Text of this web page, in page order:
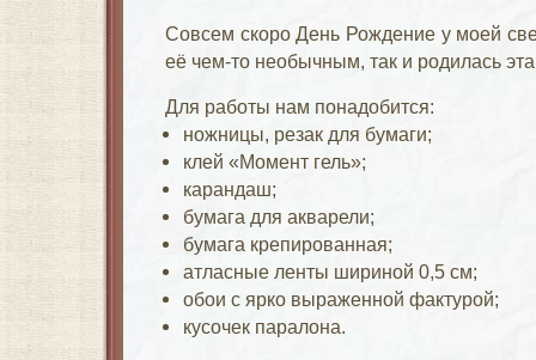
Совсем скоро День Рождение у моей
её чем-то необычным, так и родилась
Для работы нам понадобится:
ножницы, резак для бумаги;
клей «Момент гель»;
карандаш;
бумага для акварели;
бумага крепированная;
атласные ленты шириной 0,5 см;
обои с ярко выраженной фактурой;
кусочек паралона.